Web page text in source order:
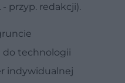
przyp. redakcji).
technologii
indywidualnej